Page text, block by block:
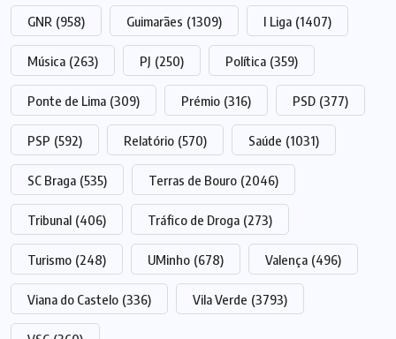
GNR (958) Guimarães (1309) I Liga (1407)
Música (263) PJ (250) Política (359)
Ponte de Lima (309) Prémio (316) PSD (377)
PSP (592) Relatório (570) Saúde (1031)
SC Braga (535) Terras de Bouro (2046)
Tribunal (406) Tráfico de Droga (273)
Turismo (248) UMinho (678) Valença (496)
Viana do Castelo (336) Vila Verde (3793)